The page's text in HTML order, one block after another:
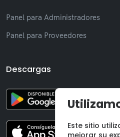
Panel para Administradores
Panel para Proveedores
Descargas
Este sitio